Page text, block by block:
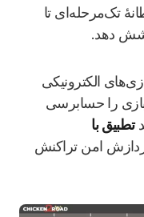
تک‌مرحله‌ای تا
دهد.
الکترونیکی
را حسابرسی
تطبیق با
امن تراکنش